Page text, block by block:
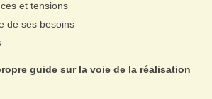
et tensions
de ses besoins
guide sur la voie de la réalisation